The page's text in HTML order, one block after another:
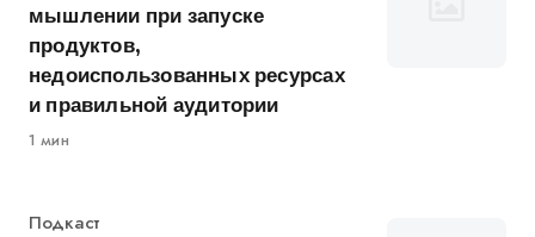
мышлении при запуске
продуктов,
недоиспользованных ресурсах
и правильной аудитории
1 мин
Категория
Подкаст